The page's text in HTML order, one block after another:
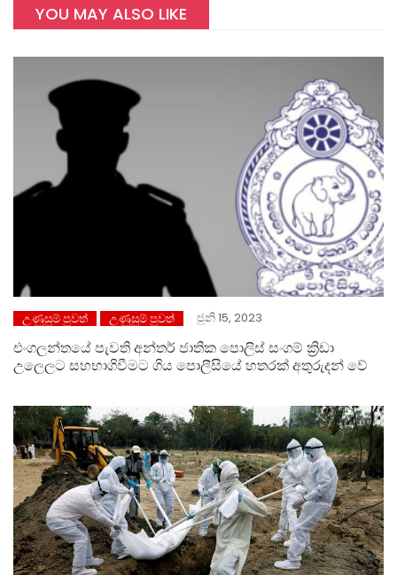
YOU MAY ALSO LIKE
උණුසුම් පුවත් උණුසුම් පුවත් ජුනි 15, 2023
එංගලන්තයේ පැවති අන්තර් ජාතික පොලිස් සංගම් ක්‍රිඩා
උලෙලට සහභාගිවීමට ගිය පොලීසියේ හතරක් අතුරුදන් වේ